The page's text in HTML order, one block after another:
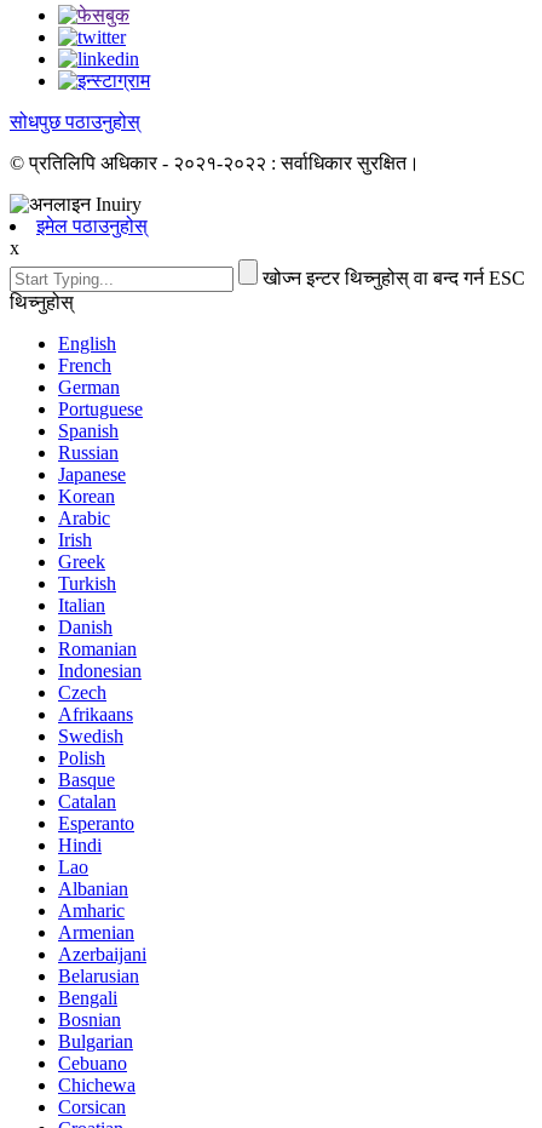
सोधपुछ पठाउनुहोस्
© प्रतिलिपि अधिकार - २०२१-२०२२ : सर्वाधिकार सुरक्षित।
इमेल पठाउनुहोस्
x
खोज्न इन्टर थिच्नुहोस् वा बन्द गर्न ESC
थिच्नुहोस्
English
French
German
Portuguese
Spanish
Russian
Japanese
Korean
Arabic
Irish
Greek
Turkish
Italian
Danish
Romanian
Indonesian
Czech
Afrikaans
Swedish
Polish
Basque
Catalan
Esperanto
Hindi
Lao
Albanian
Amharic
Armenian
Azerbaijani
Belarusian
Bengali
Bosnian
Bulgarian
Cebuano
Chichewa
Corsican